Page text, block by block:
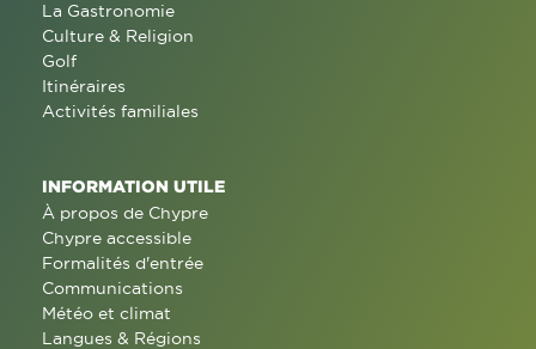
La Gastronomie
Culture & Religion
Golf
Itinéraires
Activités familiales
INFORMATION UTILE
À propos de Chypre
Chypre accessible
Formalités d'entrée
Communications
Météo et climat
Langues & Régions